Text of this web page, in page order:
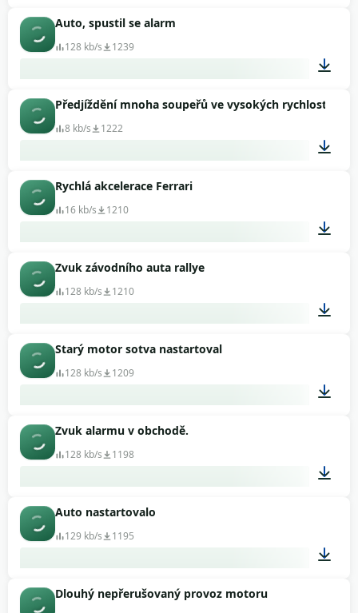
Auto, spustil se alarm
128 kb/s 1239
00:56
Předjíždění mnoha soupeřů ve vysokých rychlostech
8 kb/s 1222
Rychlá akcelerace Ferrari
16 kb/s 1210
Zvuk závodního auta rallye
128 kb/s 1210
Starý motor sotva nastartoval
128 kb/s 1209
Zvuk alarmu v obchodě.
128 kb/s 1198
Auto nastartovalo
129 kb/s 1195
Dlouhý nepřerušovaný provoz motoru